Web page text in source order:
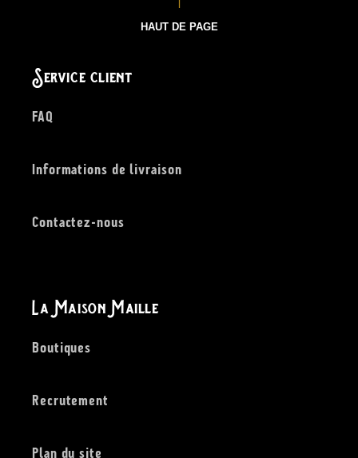
HAUT DE PAGE
Service client
FAQ
Informations de livraison
Contactez-nous
La Maison Maille
Boutiques
Recrutement
Plan du site